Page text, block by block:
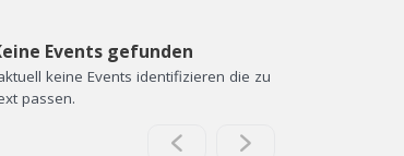
Events gefunden
keine Events identifizieren die zu
passen.